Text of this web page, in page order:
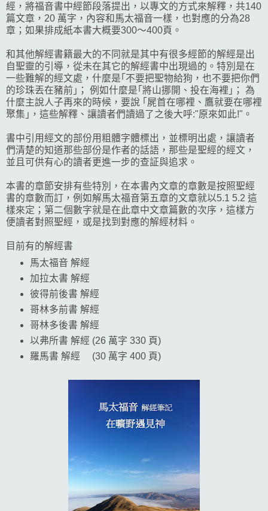
經，將福音書中經節段落提出，以專文的方式來解釋，共140
篇文章，20 萬字，內容和馬太福音一樣，也對應的分為28
章；如果排成紙本書大概要300～400頁。
和其他解經書籍最大的不同就是其中有很多經節的解經是出
自聖靈的引導，從未在其它的解經書中出現過的。特別是在
一些難解的經文處，什麼是｢不要把聖物給狗，也不要把你們
的珍珠丟在豬前｣； 例如什麼是｢將山挪開、投在海裡｣； 為
什麼主說人子再來的時候，要說 ｢屍首在哪裡、鷹就要在哪裡
聚集｣，這些解釋、讓讀者們讀過了之後大呼:"原來如此!"。
書中引用經文的部份用粗體字體標出，並標明出處，讓讀者
們清楚的知道那些部份是作者的話語，那些是聖經的經文，
並且可供有心的讀者更進一步的查証與追求。
本書的章節安排有些特別，在本書內文章的章數是按照聖經
書的章數而訂，例如解馬太福音第五章的文章就以5.1 5.2 這
樣來定；第二個數字就是在此章中文章篇數的次序，這樣方
便讀者對照聖經，或是找到對應的解經材料。
目前有的解經書
馬太福音 解經
加拉太書 解經
彼得前後書 解經
哥林多前書 解經
哥林多後書 解經
以弗所書 解經 (26 萬字 330 頁)
羅馬書 解經 (30 萬字 400 頁)